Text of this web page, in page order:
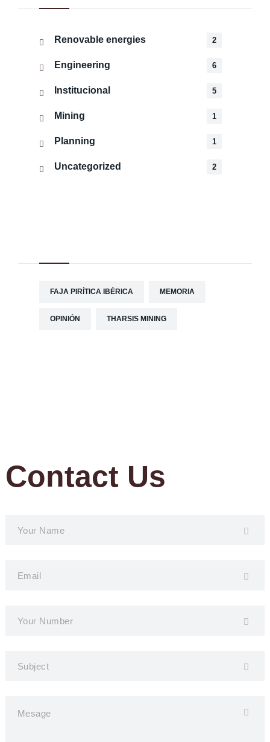
Renovable energies 2
Engineering 6
Institucional 5
Mining 1
Planning 1
Uncategorized 2
FAJA PIRÍTICA IBÉRICA MEMORIA
OPINIÓN THARSIS MINING
Contact Us